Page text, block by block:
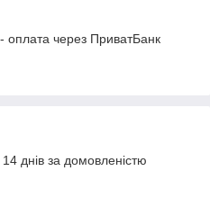
- оплата через ПриватБанк
днів за домовленістю